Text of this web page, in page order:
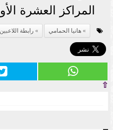
المراكز العشرة
هانيا الحمامي رابطة
⇧